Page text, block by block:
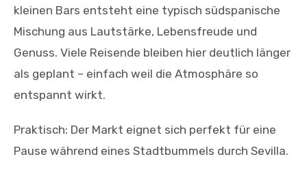
kleinen Bars entsteht eine typisch südspanische
Mischung aus Lautstärke, Lebensfreude und
Genuss. Viele Reisende bleiben hier deutlich länger
als geplant – einfach weil die Atmosphäre so
entspannt wirkt.
Praktisch: Der Markt eignet sich perfekt für eine
Pause während eines Stadtbummels durch Sevilla.